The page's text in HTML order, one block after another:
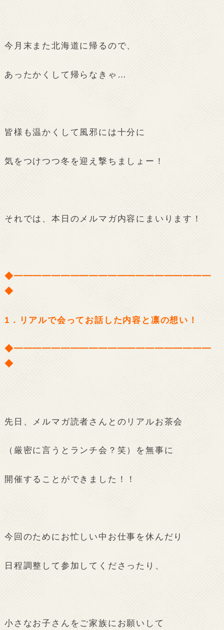
今月末また北海道に帰るので、
あったかくして帰らなきゃ…
皆様も温かくして風邪には十分に
気をつけつつ冬を迎え撃ちましょー！
それでは、本日のメルマガ内容にまいります！
◆━━━━━━━━━━━━━━━━━━━━━
◆
1．リアルで会ってお話した内容と凛の想い！
◆━━━━━━━━━━━━━━━━━━━━━
◆
先日、メルマガ読者さんとのリアルお茶会
（厳密に言うとランチ会？笑）を無事に
開催することができました！！
今回のためにお忙しい中お仕事を休んだり
日程調整して参加してくださったり、
小さなお子さんをご家族にお願いして